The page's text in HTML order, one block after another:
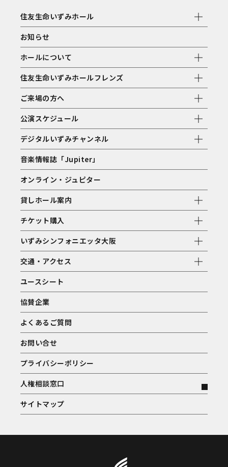
住友生命いずみホール
お知らせ
ホールについて
住友生命いずみホールフレンズ
ご来場の方へ
公演スケジュール
デジタルいずみチャンネル
音楽情報誌「Jupiter」
オンライン・ジュピター
貸しホール案内
チケット購入
いずみシンフォニエッタ大阪
交通・アクセス
ユースシート
協賛企業
よくあるご質問
お問い合せ
プライバシーポリシー
人権相談窓口
サイトマップ